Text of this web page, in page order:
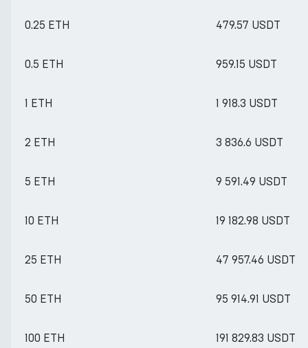
0.25 ETH 479.57 USDT
0.5 ETH 959.15 USDT
1 ETH 1 918.3 USDT
2 ETH 3 836.6 USDT
5 ETH 9 591.49 USDT
10 ETH 19 182.98 USDT
25 ETH 47 957.46 USDT
50 ETH 95 914.91 USDT
100 ETH 191 829.83 USDT